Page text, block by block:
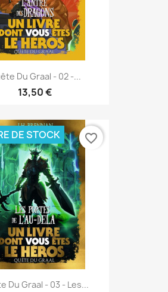
Du Graal - 02 -...
13,50 €
Du Graal - 03 - Les...
DE STOCK favorite_border